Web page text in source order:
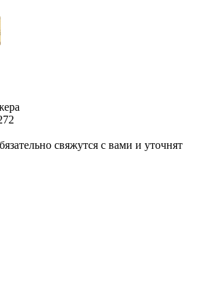
свяжутся с вами и уточнят